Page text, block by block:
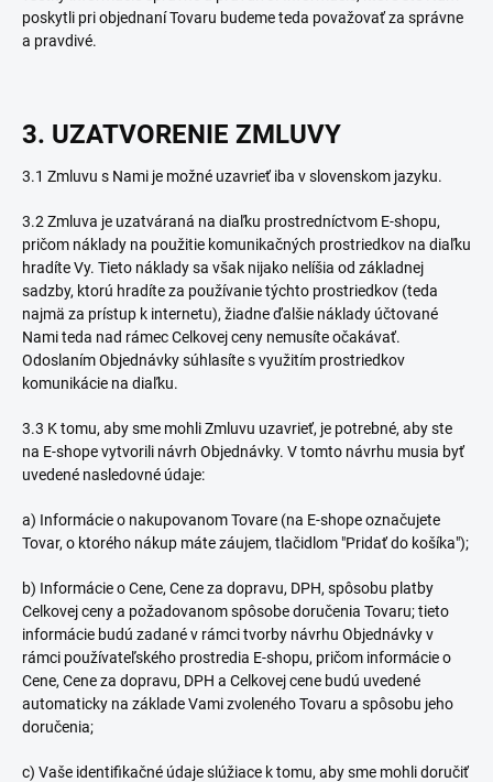
poskytli pri objednaní Tovaru budeme teda považovať za správne
a pravdivé.
3. UZATVORENIE ZMLUVY
3.1 Zmluvu s Nami je možné uzavrieť iba v slovenskom jazyku.
3.2 Zmluva je uzatváraná na diaľku prostredníctvom E-shopu,
pričom náklady na použitie komunikačných prostriedkov na diaľku
hradíte Vy. Tieto náklady sa však nijako nelíšia od základnej
sadzby, ktorú hradíte za používanie týchto prostriedkov (teda
najmä za prístup k internetu), žiadne ďalšie náklady účtované
Nami teda nad rámec Celkovej ceny nemusíte očakávať.
Odoslaním Objednávky súhlasíte s využitím prostriedkov
komunikácie na diaľku.
3.3 K tomu, aby sme mohli Zmluvu uzavrieť, je potrebné, aby ste
na E-shope vytvorili návrh Objednávky. V tomto návrhu musia byť
uvedené nasledovné údaje:
a) Informácie o nakupovanom Tovare (na E-shope označujete
Tovar, o ktorého nákup máte záujem, tlačidlom "Pridať do košíka");
b) Informácie o Cene, Cene za dopravu, DPH, spôsobu platby
Celkovej ceny a požadovanom spôsobe doručenia Tovaru; tieto
informácie budú zadané v rámci tvorby návrhu Objednávky v
rámci používateľského prostredia E-shopu, pričom informácie o
Cene, Cene za dopravu, DPH a Celkovej cene budú uvedené
automaticky na základe Vami zvoleného Tovaru a spôsobu jeho
doručenia;
c) Vaše identifikačné údaje slúžiace k tomu, aby sme mohli doručiť